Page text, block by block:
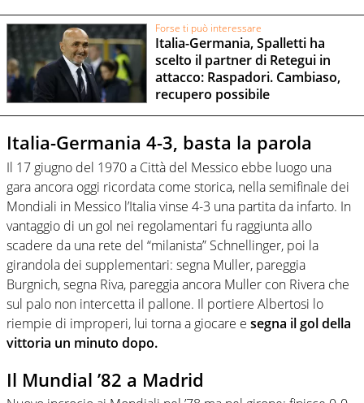
Forse ti può interessare
Italia-Germania, Spalletti ha
scelto il partner di Retegui in
attacco: Raspadori. Cambiaso,
recupero possibile
Italia-Germania 4-3, basta la parola
Il 17 giugno del 1970 a Città del Messico ebbe luogo una
gara ancora oggi ricordata come storica, nella semifinale dei
Mondiali in Messico l’Italia vinse 4-3 una partita da infarto. In
vantaggio di un gol nei regolamentari fu raggiunta allo
scadere da una rete del “milanista” Schnellinger, poi la
girandola dei supplementari: segna Muller, pareggia
Burgnich, segna Riva, pareggia ancora Muller con Rivera che
sul palo non intercetta il pallone. Il portiere Albertosi lo
riempie di improperi, lui torna a giocare e segna il gol della
vittoria un minuto dopo.
Il Mundial ’82 a Madrid